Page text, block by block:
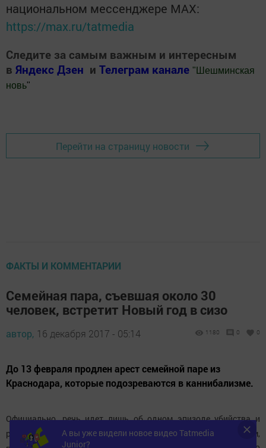
национальном мессенджере MАХ:
https://max.ru/tatmedia
Следите за самым важным и интересным
в Яндекс Дзен и Телеграм канале " Шешминская
новь"
Перейти на страницу новости
ФАКТЫ И КОММЕНТАРИИ
Семейная пара, съевшая около 30
человек, встретит Новый год в сизо
автор, 16 декабря 2017 - 05:14 1180 0 0
До 13 февраля продлен арест семейной паре из
Краснодара, которые подозреваются в каннибализме.
Официально, речь идет лишь об одном эпизоде убийства и
расчленении женщины. Однако, по непроверенным данным,
А вы уже видели новое видео Tatmedia
Junior?